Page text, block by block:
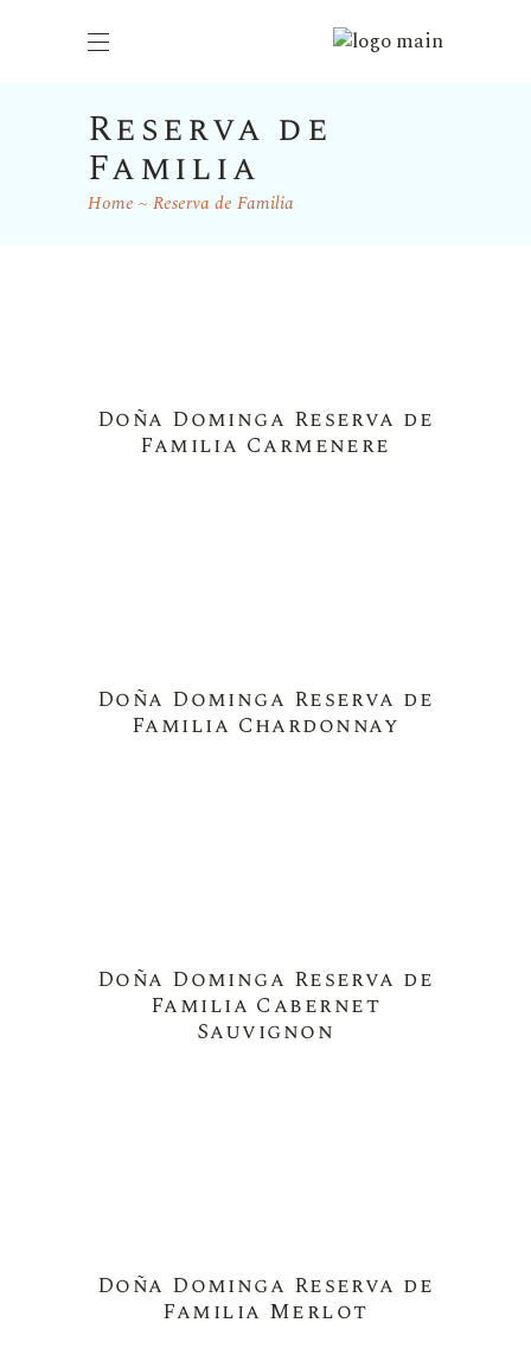
Reserva de
Familia
Home Reserva de Familia
Doña Dominga Reserva de
Familia Carmenere
Doña Dominga Reserva de
Familia Chardonnay
Doña Dominga Reserva de
Familia Cabernet
Sauvignon
Doña Dominga Reserva de
Familia Merlot